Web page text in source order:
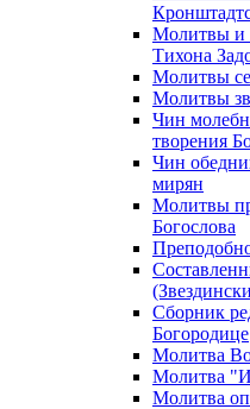
Молитвы и
Тихона
Молитвы
Молитвы
Чин
творения
Чин
мирян
Молитвы
Богослова
Сборник
Богородице
Молитва
Молитва
Молитва